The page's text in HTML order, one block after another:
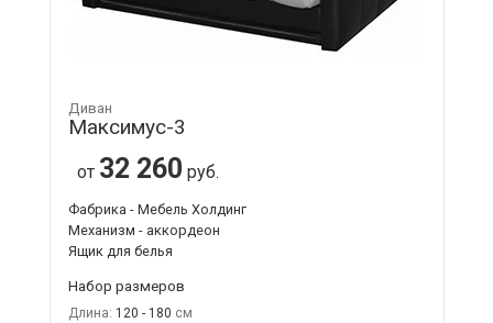
Диван
Максимус-3
от 32 260 руб.
Фабрика - Мебель Холдинг
Механизм - аккордеон
Ящик для белья
Набор размеров
Длина: 120 - 180